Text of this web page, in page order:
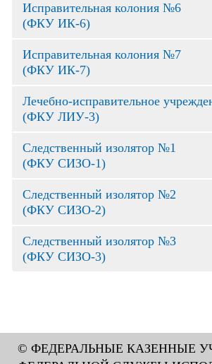
Исправительная колония №6
(ФКУ ИК-6)
Исправительная колония №7
(ФКУ ИК-7)
Лечебно-исправительное
(ФКУ ЛИУ-3)
Следственный изолятор №1
(ФКУ СИЗО-1)
Следственный изолятор №2
(ФКУ СИЗО-2)
Следственный изолятор №3
(ФКУ СИЗО-3)
© ФЕДЕРАЛЬНЫЕ КАЗЕННЫЕ